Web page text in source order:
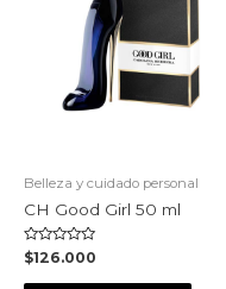
Belleza y cuidado personal
CH Good Girl 50 ml
Valorado
en
0
$126.000